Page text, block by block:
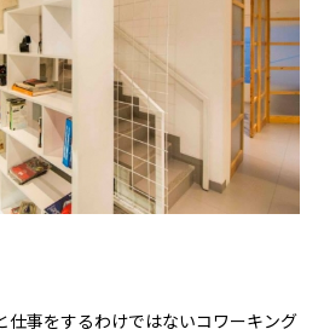
仕事をするわけではないコワーキング